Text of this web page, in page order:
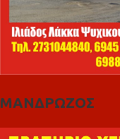
ΜΑΝΔΡΩΖΟΣ